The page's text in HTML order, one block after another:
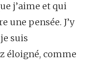
j’aime et qui
une pensée. J’y
suis
éloigné, comme